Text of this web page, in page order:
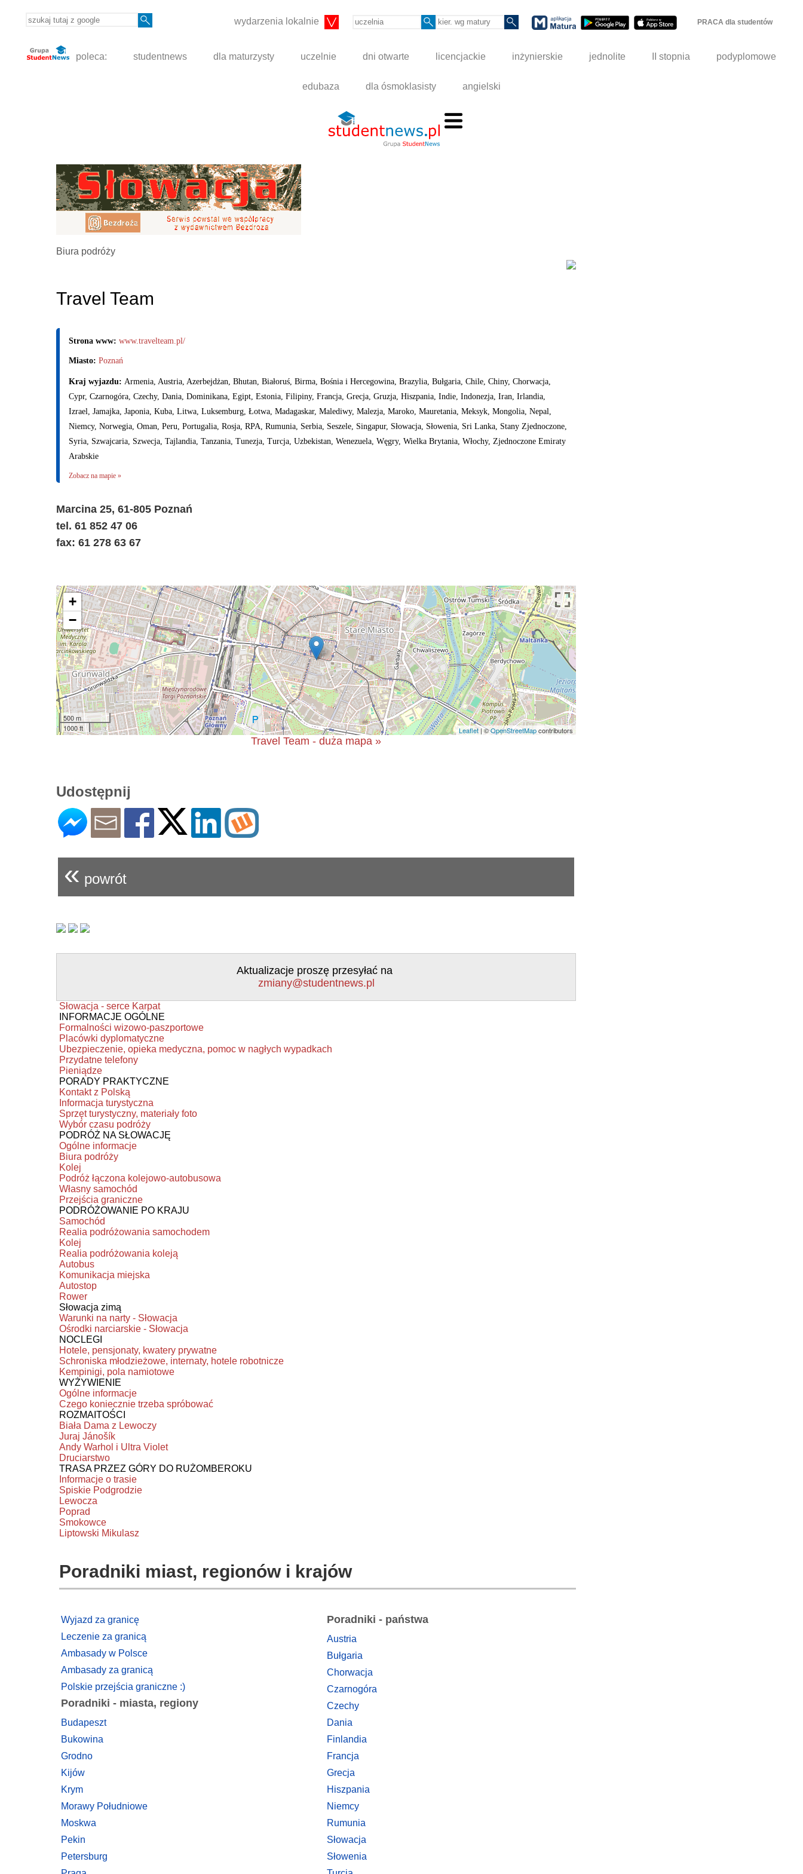
wydarzenia lokalnie PRACA dla studentów
poleca: studentnews dla maturzysty uczelnie dni otwarte licencjackie inżynierskie jednolite II stopnia podyplomowe
edubaza dla ósmoklasisty angielski
Biura podróży
Travel Team
Strona www: www.travelteam.pl/
Miasto: Poznań
Kraj wyjazdu: Armenia, Austria, Azerbejdżan, Bhutan, Białoruś, Birma, Bośnia i Hercegowina, Brazylia, Bułgaria, Chile, Chiny, Chorwacja,
Cypr, Czarnogóra, Czechy, Dania, Dominikana, Egipt, Estonia, Filipiny, Francja, Grecja, Gruzja, Hiszpania, Indie, Indonezja, Iran, Irlandia,
Izrael, Jamajka, Japonia, Kuba, Litwa, Luksemburg, Łotwa, Madagaskar, Malediwy, Malezja, Maroko, Mauretania, Meksyk, Mongolia, Nepal,
Niemcy, Norwegia, Oman, Peru, Portugalia, Rosja, RPA, Rumunia, Serbia, Seszele, Singapur, Słowacja, Słowenia, Sri Lanka, Stany Zjednoczone,
Syria, Szwajcaria, Szwecja, Tajlandia, Tanzania, Tunezja, Turcja, Uzbekistan, Wenezuela, Węgry, Wielka Brytania, Włochy, Zjednoczone Emiraty
Arabskie
Zobacz na mapie »
Marcina 25, 61-805 Poznań
tel. 61 852 47 06
fax: 61 278 63 67
+
−
500 m
1000 ft
Leaflet| ©OpenStreetMapcontributors
Travel Team - duża mapa »
Udostępnij
« powrót
Aktualizacje proszę przesyłać na
zmiany@studentnews.pl
Słowacja - serce Karpat
INFORMACJE OGÓLNE
Formalności wizowo-paszportowe
Placówki dyplomatyczne
Ubezpieczenie, opieka medyczna, pomoc w nagłych wypadkach
Przydatne telefony
Pieniądze
PORADY PRAKTYCZNE
Kontakt z Polską
Informacja turystyczna
Sprzęt turystyczny, materiały foto
Wybór czasu podróży
PODRÓŻ NA SŁOWACJĘ
Ogólne informacje
Biura podróży
Kolej
Podróż łączona kolejowo-autobusowa
Własny samochód
Przejścia graniczne
PODRÓŻOWANIE PO KRAJU
Samochód
Realia podróżowania samochodem
Kolej
Realia podróżowania koleją
Autobus
Komunikacja miejska
Autostop
Rower
Słowacja zimą
Warunki na narty - Słowacja
Ośrodki narciarskie - Słowacja
NOCLEGI
Hotele, pensjonaty, kwatery prywatne
Schroniska młodzieżowe, internaty, hotele robotnicze
Kempinigi, pola namiotowe
WYŻYWIENIE
Ogólne informacje
Czego koniecznie trzeba spróbować
ROZMAITOŚCI
Biała Dama z Lewoczy
Juraj Jánošík
Andy Warhol i Ultra Violet
Druciarstwo
TRASA PRZEZ GÓRY DO RUŻOMBEROKU
Informacje o trasie
Spiskie Podgrodzie
Lewocza
Poprad
Smokowce
Liptowski Mikulasz
Poradniki miast, regionów i krajów
Wyjazd za granicę
Leczenie za granicą
Ambasady w Polsce
Ambasady za granicą
Polskie przejścia graniczne :)
Poradniki - miasta, regiony
Budapeszt
Bukowina
Grodno
Kijów
Krym
Morawy Południowe
Moskwa
Pekin
Petersburg
Poradniki - państwa
Austria
Bułgaria
Chorwacja
Czarnogóra
Czechy
Dania
Finlandia
Francja
Grecja
Hiszpania
Niemcy
Rumunia
Słowacja
Słowenia